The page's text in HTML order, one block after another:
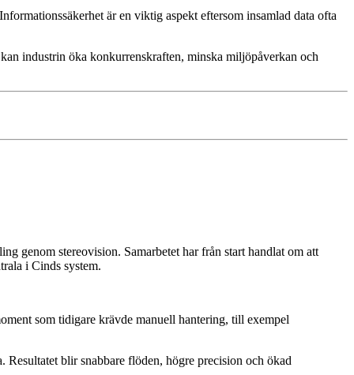
är en viktig aspekt eftersom insamlad data ofta
industrin öka konkurrenskraften, minska miljöpåverkan och
genom stereovision. Samarbetet har från start handlat om att
i Cinds system.
som tidigare krävde manuell hantering, till exempel
Resultatet blir snabbare flöden, högre precision och ökad